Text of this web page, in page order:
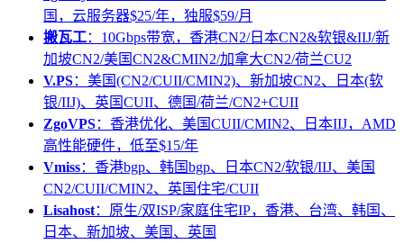
国，云服务器$25/年，独服$59/月
搬瓦工：10Gbps带宽，香港CN2/日本CN2&软银&IIJ/新
加坡CN2/美国CN2&CMIN2/加拿大CN2/荷兰CU2
V.PS：美国(CN2/CUII/CMIN2)、新加坡CN2、日本(软
银/IIJ)、英国CUII、德国/荷兰/CN2+CUII
ZgoVPS：香港优化、美国CUII/CMIN2、日本IIJ，AMD
高性能硬件，低至$15/年
Vmiss：香港bgp、韩国bgp、日本CN2/软银/IIJ、美国
CN2/CUII/CMIN2、英国住宅/CUII
Lisahost：原生/双ISP/家庭住宅IP，香港、台湾、韩国、
日本、新加坡、美国、英国